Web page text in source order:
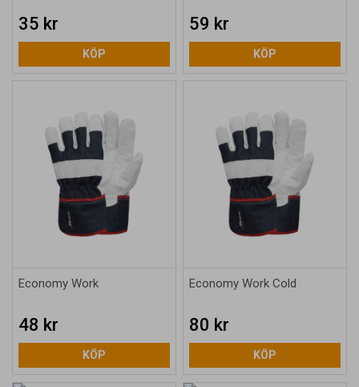
35 kr
KÖP
59 kr
KÖP
Economy Work
48 kr
KÖP
Economy Work Cold
80 kr
KÖP